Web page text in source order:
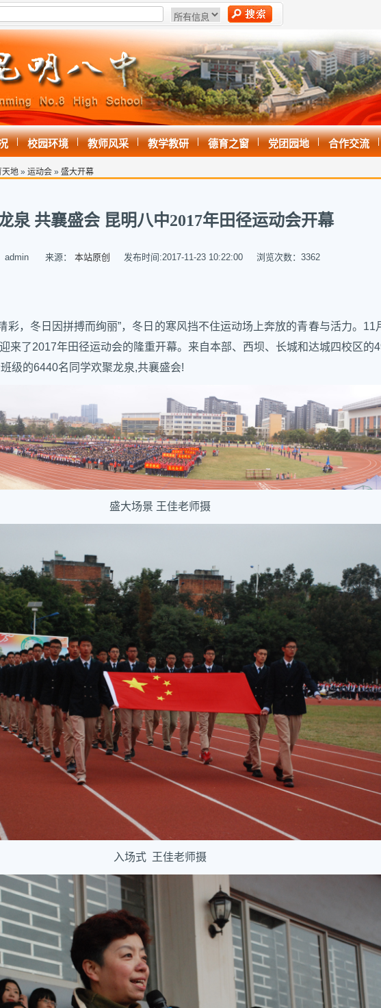
| 校园环境 | 教师风采 | 教学教研 | 德育之窗 | 党团园地 | 合作交流 |
天地 » 运动会 » 盛大开幕
泉 共襄盛会 昆明八中2017年田径运动会开幕
admin 来源： 本站原创 发布时间:2017-11-23 10:22:00 浏览次数： 3362
彩，冬日因拼搏而绚丽”，冬日的寒风挡不住运动场上奔放的青春与活力。11
来了2017年田径运动会的隆重开幕。来自本部、西坝、长城和达城四校区的
级的6440名同学欢聚龙泉,共襄盛会!
盛大场景 王佳老师摄
入场式 王佳老师摄